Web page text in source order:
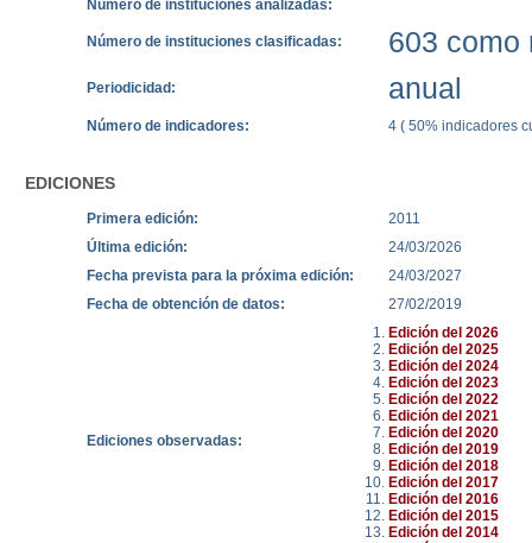
Número de instituciones analizadas:
Número de instituciones clasificadas: 603 como
Periodicidad: anual
Número de indicadores: 4 ( 50% indicadores
EDICIONES
Primera edición:
2011
Última edición:
24/03/2026
Fecha prevista para la próxima edición:
24/03/2027
Fecha de obtención de datos:
27/02/2019
Ediciones observadas:
Edición del 2026
Edición del 2025
Edición del 2024
Edición del 2023
Edición del 2022
Edición del 2021
Edición del 2020
Edición del 2019
Edición del 2018
Edición del 2017
Edición del 2016
Edición del 2015
Edición del 2014